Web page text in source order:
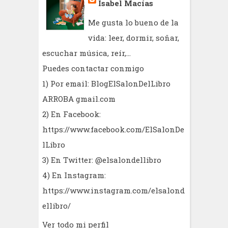
Isabel Macías
Me gusta lo bueno de la
vida: leer, dormir, soñar,
escuchar música, reír,...
Puedes contactar conmigo
1) Por email: BlogElSalonDelLibro
ARROBA gmail.com
2) En Facebook:
https://www.facebook.com/ElSalonDe
lLibro
3) En Twitter: @elsalondellibro
4) En Instagram:
https://www.instagram.com/elsalond
ellibro/
Ver todo mi perfil